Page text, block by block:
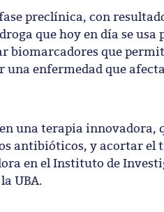
preclínica, con
que hoy en día se
que
enfermedad que
una terapia innovadora,
antibióticos, y acortar
en el Instituto de
UBA.